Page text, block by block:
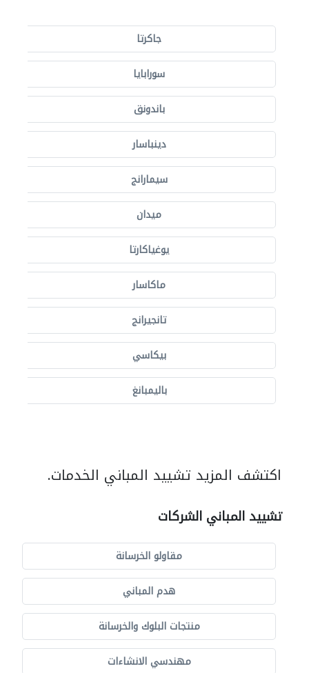
جاكرتا
سورابايا
باندونق
دينباسار
سيمارانج
ميدان
يوغياكارتا
ماكاسار
تانجيرانج
بيكاسي
باليمبانغ
اكتشف المزيد تشييد المباني الخدمات.
تشييد المباني الشركات
مقاولو الخرسانة
هدم المباني
منتجات البلوك والخرسانة
مهندسي الانشاءات